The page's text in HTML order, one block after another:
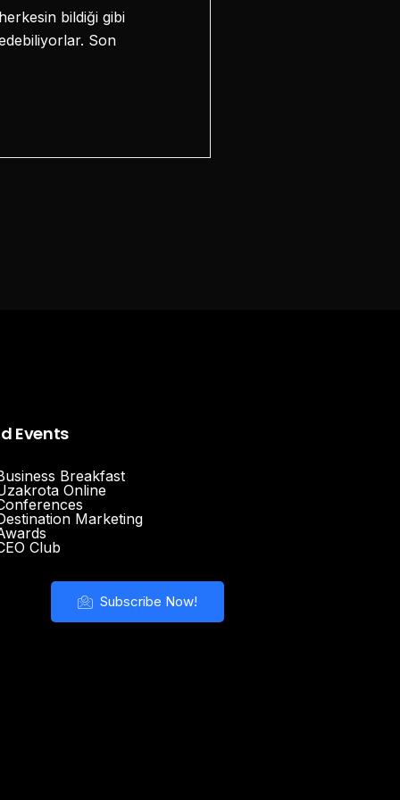
bildiği gibi
Son
Events
Breakfast
Online
Marketing
Club
Subscribe Now!